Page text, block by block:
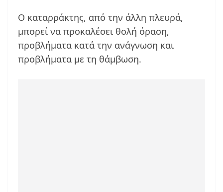
Ο καταρράκτης, από την άλλη πλευρά,
μπορεί να προκαλέσει θολή όραση,
προβλήματα κατά την ανάγνωση και
προβλήματα με τη θάμβωση.